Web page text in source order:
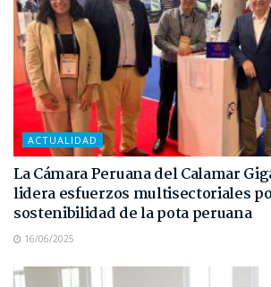
ACTUALIDAD
La Cámara Peruana del Calamar
lidera esfuerzos multisectoriales
sostenibilidad de la pota peruana
16/06/2025